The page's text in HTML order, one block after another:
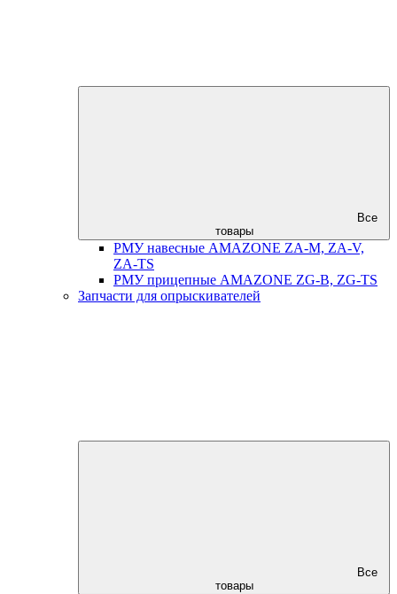
Все
товары
РМУ навесные AMAZONE ZA-M, ZA-V,
ZA-TS
РМУ прицепные AMAZONE ZG-B, ZG-TS
Запчасти для опрыскивателей
Все
товары